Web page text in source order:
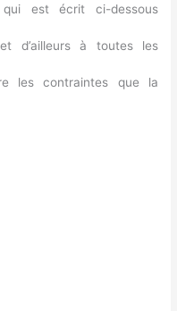
est écrit ci-dessous
d’ailleurs à toutes les
les contraintes que la